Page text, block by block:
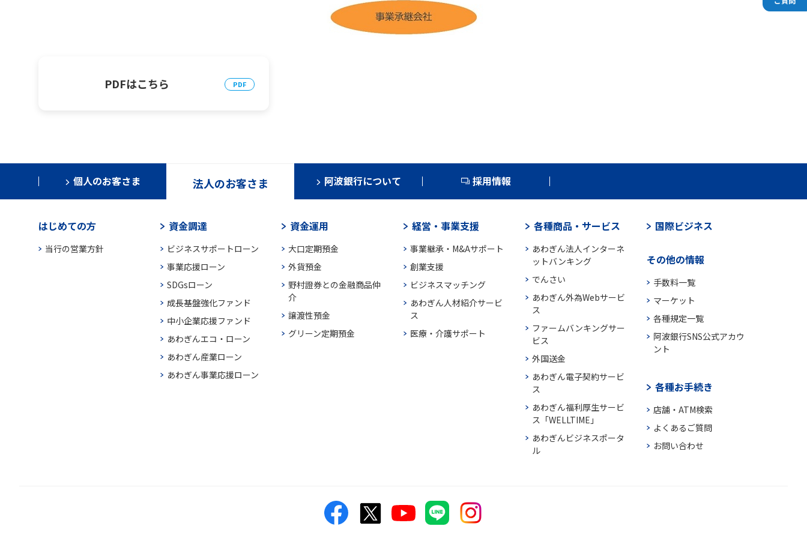
PDFはこちら
個人のお客さま 法人のお客さま 阿波銀行について 採用情報
はじめての方
当行の営業方針
資金調達
ビジネスサポートローン
事業応援ローン
SDGsローン
成長基盤強化ファンド
中小企業応援ファンド
あわぎんエコ・ローン
あわぎん産業ローン
あわぎん事業応援ローン
資金運用
大口定期預金
外貨預金
野村證券との金融商品仲
介
譲渡性預金
グリーン定期預金
経営・事業支援
事業継承・M&Aサポート
創業支援
ビジネスマッチング
あわぎん人材紹介サービ
ス
医療・介護サポート
各種商品・サービス
あわぎん法人インターネ
ットバンキング
でんさい
あわぎん外為Webサービ
ス
ファームバンキングサー
ビス
外国送金
あわぎん電子契約サービ
ス
あわぎん福利厚生サービ
ス「WELLTIME」
あわぎんビジネスポータ
ル
国際ビジネス
その他の情報
手数料一覧
マーケット
各種規定一覧
阿波銀行SNS公式アカウ
ント
各種お手続き
店舗・ATM検索
よくあるご質問
お問い合わせ